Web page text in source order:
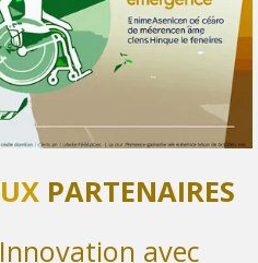
PARTENAIRES
avec